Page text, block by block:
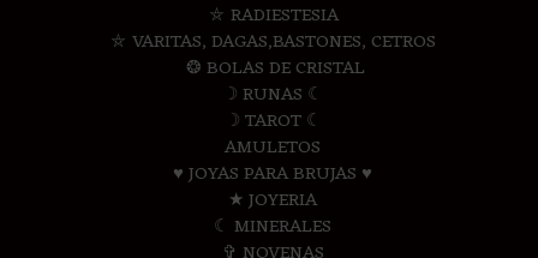
⛤ RADIESTESIA
⛤ VARITAS, DAGAS,BASTONES, CETROS
❂ BOLAS DE CRISTAL
☽ RUNAS ☾
☽ TAROT ☾
AMULETOS
♥ JOYAS PARA BRUJAS ♥
★ JOYERIA
☾ MINERALES